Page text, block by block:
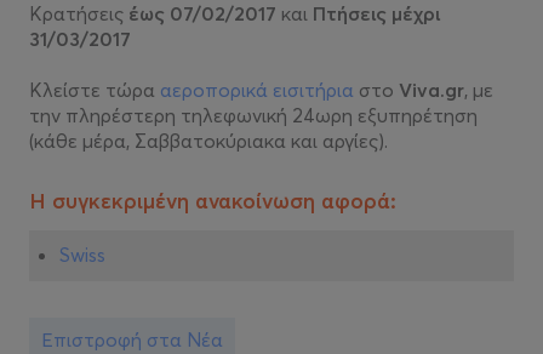
Κρατήσεις έως 07/02/2017 και Πτήσεις μέχρι
31/03/2017
Κλείστε τώρα αεροπορικά εισιτήρια στο Viva.gr, με
την πληρέστερη τηλεφωνική 24ωρη εξυπηρέτηση
(κάθε μέρα, Σαββατοκύριακα και αργίες).
Η συγκεκριμένη ανακοίνωση αφορά:
Swiss
Επιστροφή στα Νέα